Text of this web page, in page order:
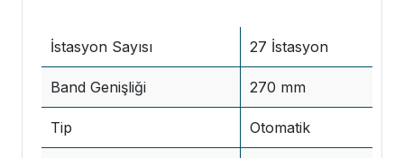
İstasyon Sayısı 27 İstasyon
Band Genişliği 270 mm
Tip Otomatik